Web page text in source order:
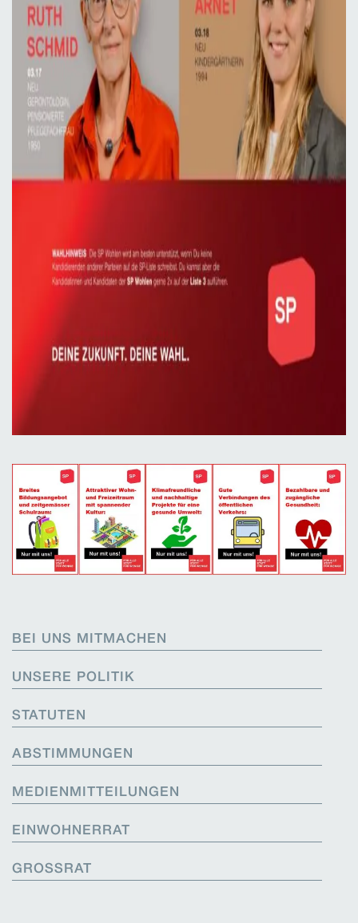
BEI UNS MITMACHEN
UNSERE POLITIK
STATUTEN
ABSTIMMUNGEN
MEDIENMITTEILUNGEN
EINWOHNERRAT
GROSSRAT